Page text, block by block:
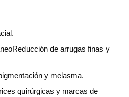
de arrugas finas y
y melasma.
quirúrgicas y marcas de